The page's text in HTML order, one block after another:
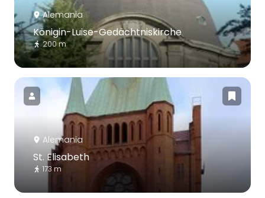
Alemania
Königin-Luise-Gedächtniskirche
200 m
Alemania
St. Elisabeth
173 m